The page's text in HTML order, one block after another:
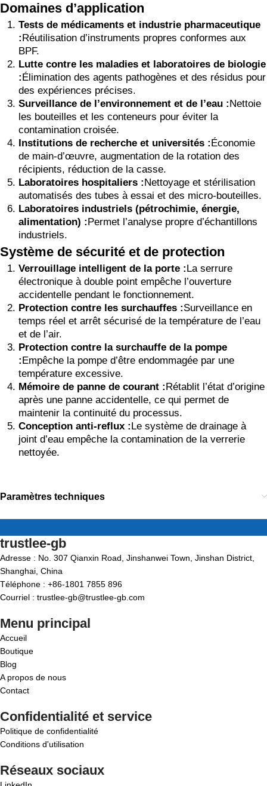
Domaines d’application
Tests de médicaments et industrie pharmaceutique
:Réutilisation d’instruments propres conformes aux
BPF.
Lutte contre les maladies et laboratoires de biologie
:Élimination des agents pathogènes et des résidus pour
des expériences précises.
Surveillance de l’environnement et de l’eau :Nettoie
les bouteilles et les conteneurs pour éviter la
contamination croisée.
Institutions de recherche et universités :Économie
de main-d’œuvre, augmentation de la rotation des
récipients, réduction de la casse.
Laboratoires hospitaliers :Nettoyage et stérilisation
automatisés des tubes à essai et des micro-bouteilles.
Laboratoires industriels (pétrochimie, énergie,
alimentation) :Permet l’analyse propre d’échantillons
industriels.
Système de sécurité et de protection
Verrouillage intelligent de la porte :La serrure
électronique à double point empêche l’ouverture
accidentelle pendant le fonctionnement.
Protection contre les surchauffes :Surveillance en
temps réel et arrêt sécurisé de la température de l’eau
et de l’air.
Protection contre la surchauffe de la pompe
:Empêche la pompe d’être endommagée par une
température excessive.
Mémoire de panne de courant :Rétablit l’état d’origine
après une panne accidentelle, ce qui permet de
maintenir la continuité du processus.
Conception anti-reflux :Le système de drainage à
joint d’eau empêche la contamination de la verrerie
nettoyée.
Paramètres techniques
trustlee-gb
Adresse : No. 307 Qianxin Road, Jinshanwei Town, Jinshan District,
Shanghai, China
Téléphone : +86-1801 7855 896
Courriel : trustlee-gb@trustlee-gb.com
Menu principal
Accueil
Boutique
Blog
A propos de nous
Contact
Confidentialité et service
Politique de confidentialité
Conditions d'utilisation
Réseaux sociaux